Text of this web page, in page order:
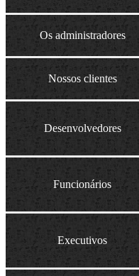
Os administradores
Nossos clientes
Desenvolvedores
Funcionários
Executivos